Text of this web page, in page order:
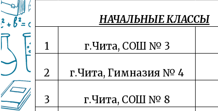
НАЧАЛЬНЫЕ КЛАССЫ
1 г.Чита, СОШ № 3
2 г.Чита, Гимназия № 4
3 г.Чита, СОШ № 8